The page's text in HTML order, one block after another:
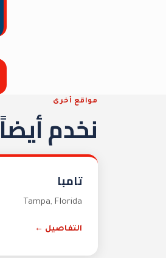
مواقع أخرى
نخدم أيضاً
تامبا
Tampa, Florida
التفاصيل ←